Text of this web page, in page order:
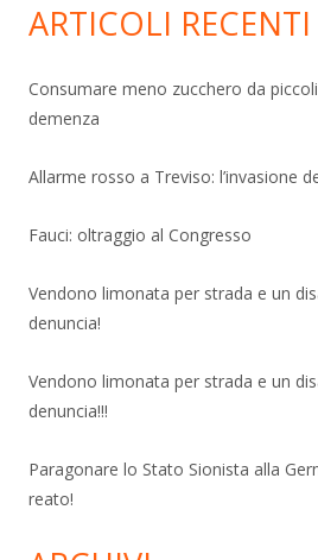
ARTICOLI RECENTI
Consumare meno zucchero da
demenza
Allarme rosso a Treviso: l’invasione
Fauci: oltraggio al Congresso
Vendono limonata per strada e un
denuncia!
Vendono limonata per strada e un
denuncia!!!
Paragonare lo Stato Sionista alla
reato!